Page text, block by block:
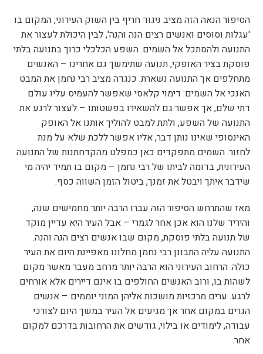
הסיפור הנאה הזה מציב ניגוד חריף בין השוק העירוני, המקום בו
'עגלות וסוסים ואנשים רצים הנה והנה', לבין היכולת לעצור את
התנועה ולהסתכל אל השמים. השפע הכלכלי כרוך בתנועה בלתי
פוסקת בציר האופקי, תנועה שתימשך גם אחרינו – האנשים
מתחלפים אך התנועה נשארת. כנגדה מציב רבי נחמן את המבט
האנכי אל השמים: דימוי קלאסי שאפשר להעמיס עליו עולם
דתי שלם, אך אפשר גם להשאירו בפשטותו – לעצור לרגע את
התנועה של השפע, ולתת למבט להוליך אותנו אל האופק
האינסופי שאינו נותן דבר, אליו אפשר ללכת שלא על מנת
לחזור. השמים מתפקדים כאן כמפלט מהקדחתנות של התנועה
העירונית, בדומה לביתו של רבי נחמן – מקום בו תמיד יהיה מי
שידבר איתך ויבטל את זמנך, ביטול הזמן השווה כסף.
מאז שהתרחש הסיפור הזה עברו הרבה יותר מחמישים שנה,
והיריד שלנו הוא אכן אחר לגמרי – אבל העיר היא עדיין מוקד
של תנועה בלתי פוסקת, מקום שבו אנשים רצים הנה והנה.
התנועה עליה התבונן רבי נחמן מחלונו מאפיינת היום את העיר
כולה: הרחוב העירוני הוא הרבה יותר מרחב מעבר מאשר מקום
לשהות בו, ורוב האנשים החולפים בו אינם דיירים אלא אורחים
לרגע. ערים מרכזיות מושכות אליהן המוני יוממים – אנשים
הגרים במקום אחר אך מגיעים אל העיר במשך היום לצורכי
עבודה, לימודים או בילוי, גודשים את הרחובות בדרכם למקום
אחר.